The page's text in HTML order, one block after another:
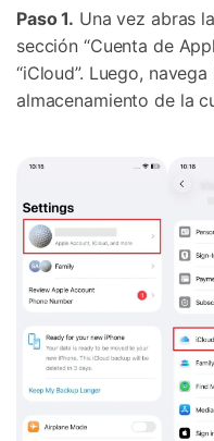
Paso 1. Una vez abras
sección “Cuenta de
“iCloud”. Luego,
almacenamiento de la